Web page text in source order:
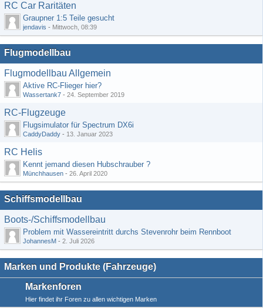
RC Car Raritäten
Graupner 1:5 Teile gesucht
jendavis - Mittwoch, 08:39
Flugmodellbau
Flugmodellbau Allgemein
Aktive RC-Flieger hier?
Wassertank7 - 24. September 2019
RC-Flugzeuge
Flugsimulator für Spectrum DX6i
CaddyDaddy - 13. Januar 2023
RC Helis
Kennt jemand diesen Hubschrauber ?
Münchhausen - 26. April 2020
Schiffsmodellbau
Boots-/Schiffsmodellbau
Problem mit Wassereintritt durchs Stevenrohr beim Rennboot
JohannesM - 2. Juli 2026
Marken und Produkte (Fahrzeuge)
Markenforen
Hier findet ihr Foren zu allen wichtigen Marken